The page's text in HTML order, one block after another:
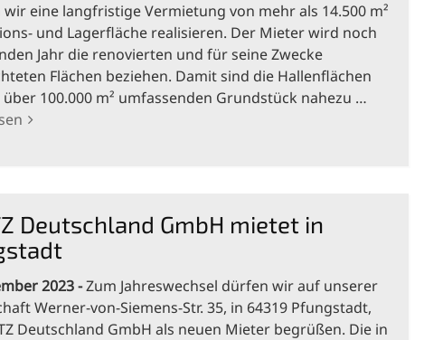
eine langfristige Vermietung von mehr als 14.500 m²
und Lagerfläche realisieren. Der Mieter wird noch
Jahr die renovierten und für seine Zwecke
Flächen beziehen. Damit sind die Hallenflächen
100.000 m² umfassenden Grundstück nahezu …
Deutschland GmbH mietet in
2023 Zum Jahreswechsel dürfen wir auf unserer
Werner-von-Siemens-Str. 35, in 64319 Pfungstadt,
Deutschland GmbH als neuen Mieter begrüßen. Die in